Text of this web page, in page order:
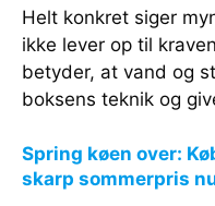
Helt konkret siger
ikke lever op til
betyder, at vand og
boksens teknik og
Spring køen over:
skarp sommerpris